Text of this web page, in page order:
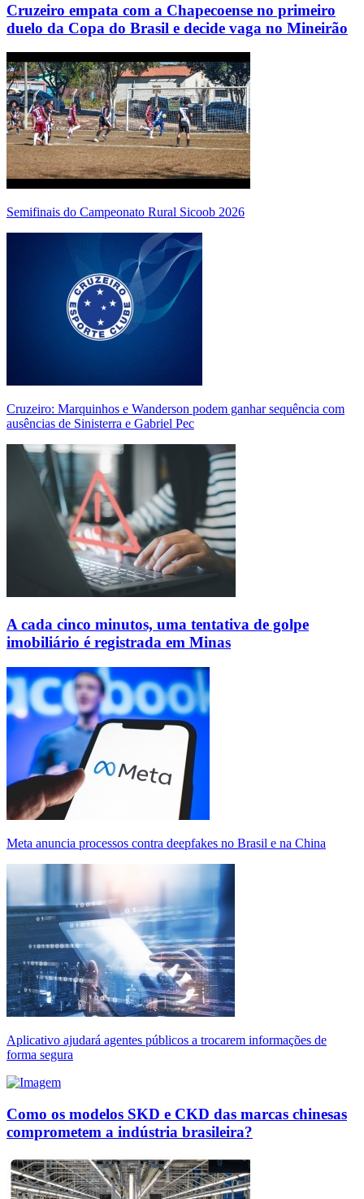
Cruzeiro empata com a Chapecoense no primeiro
duelo da Copa do Brasil e decide vaga no Mineirão
Semifinais do Campeonato Rural Sicoob 2026
Cruzeiro: Marquinhos e Wanderson podem ganhar sequência com
ausências de Sinisterra e Gabriel Pec
A cada cinco minutos, uma tentativa de golpe
imobiliário é registrada em Minas
Meta anuncia processos contra deepfakes no Brasil e na China
Aplicativo ajudará agentes públicos a trocarem informações de
forma segura
Como os modelos SKD e CKD das marcas chinesas
comprometem a indústria brasileira?